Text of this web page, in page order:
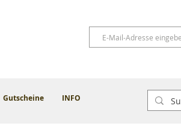
Gutscheine INFO